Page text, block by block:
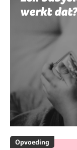
werkt dat?
Opvoeding